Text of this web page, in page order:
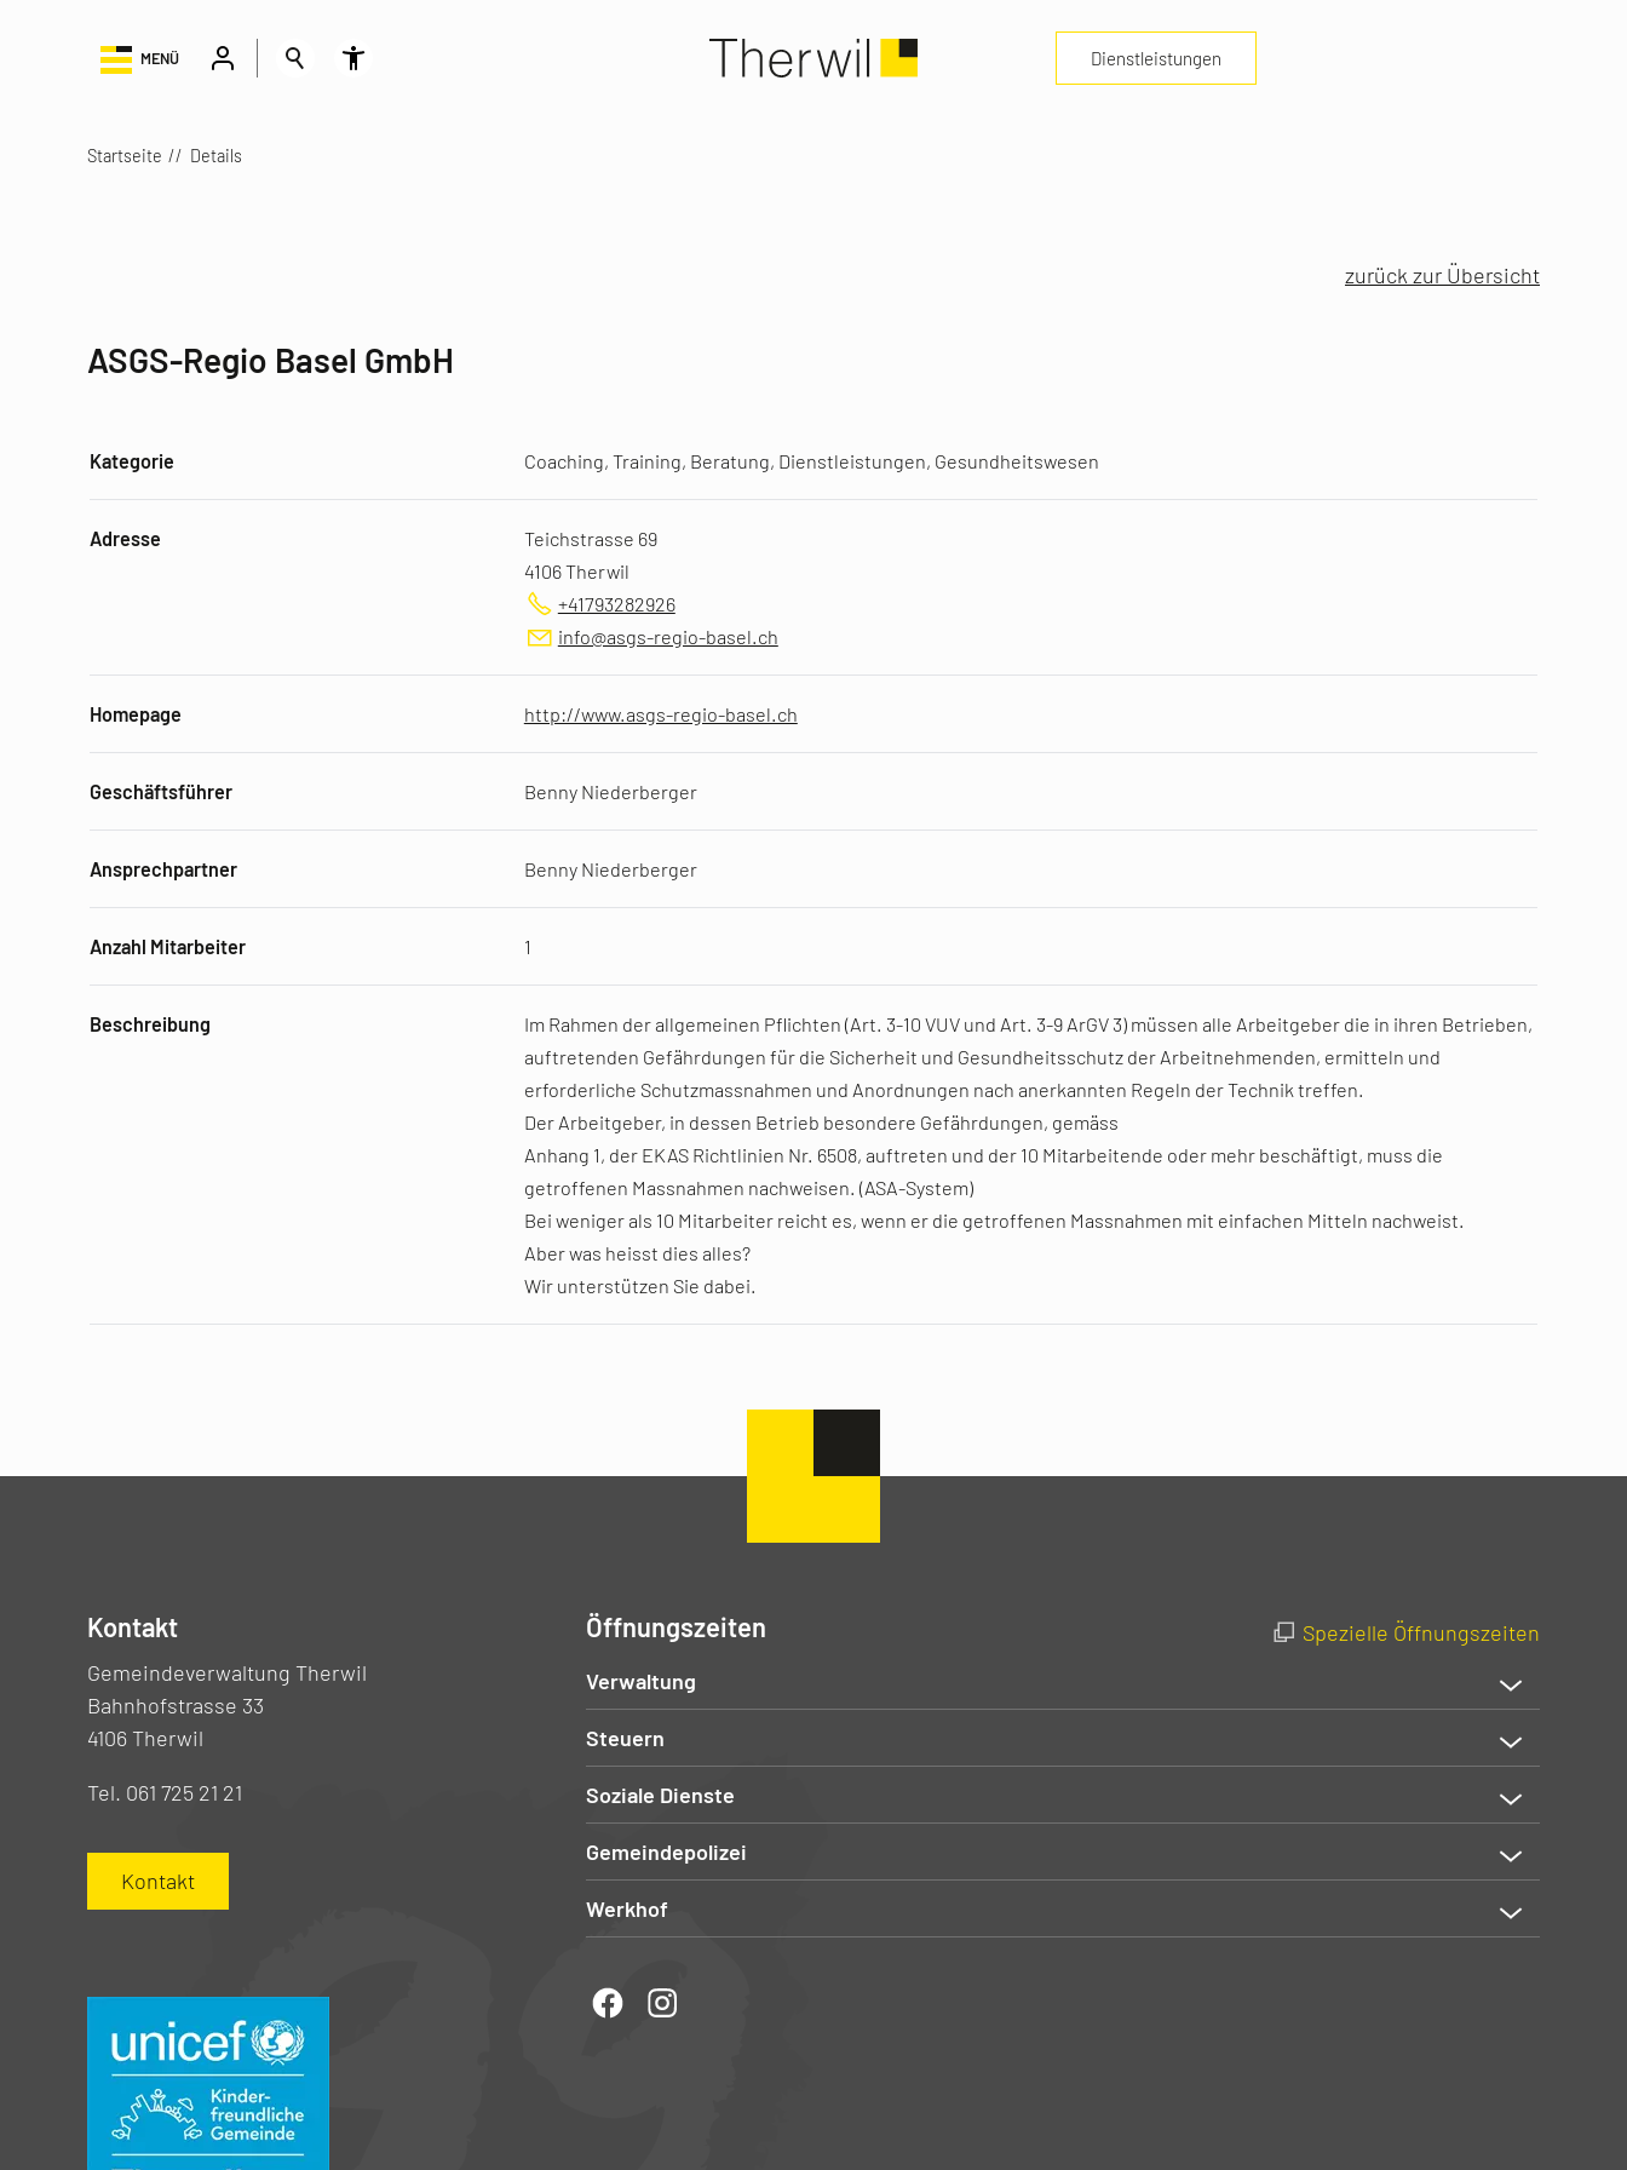
Dienstleistungen
MENÜ
Startseite Details
zurück zur Übersicht
ASGS-Regio Basel GmbH
Kategorie Coaching, Training, Beratung, Dienstleistungen, Gesundheitswesen
Adresse
Teichstrasse 69
4106 Therwil
+41793282926
info@asgs-regio-basel.ch
Homepage http://www.asgs-regio-basel.ch
Geschäftsführer Benny Niederberger
Ansprechpartner Benny Niederberger
Anzahl Mitarbeiter 1
Beschreibung
Im Rahmen der allgemeinen Pflichten (Art. 3-10 VUV und Art. 3-9 ArGV 3) müssen alle Arbeitgeber die in ihren Betrieben,
auftretenden Gefährdungen für die Sicherheit und Gesundheitsschutz der Arbeitnehmenden, ermitteln und
erforderliche Schutzmassnahmen und Anordnungen nach anerkannten Regeln der Technik treffen.
Der Arbeitgeber, in dessen Betrieb besondere Gefährdungen, gemäss
Anhang 1, der EKAS Richtlinien Nr. 6508, auftreten und der 10 Mitarbeitende oder mehr beschäftigt, muss die
getroffenen Massnahmen nachweisen. (ASA-System)
Bei weniger als 10 Mitarbeiter reicht es, wenn er die getroffenen Massnahmen mit einfachen Mitteln nachweist.
Aber was heisst dies alles?
Wir unterstützen Sie dabei.
Kontakt
Gemeindeverwaltung Therwil
Bahnhofstrasse 33
4106 Therwil
Tel. 061 725 21 21
Kontakt
Öffnungszeiten
Spezielle Öffnungszeiten
Verwaltung
Steuern
Soziale Dienste
Gemeindepolizei
Werkhof